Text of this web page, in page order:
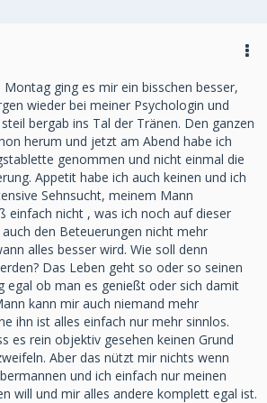
ging es mir ein bisschen besser,
wieder bei meiner Psychologin und
bergab ins Tal der Tränen. Den ganzen
herum und jetzt am Abend habe ich
genommen und nicht einmal die
Appetit habe ich auch keinen und ich
Sehnsucht, meinem Mann
einfach nicht , was ich noch auf dieser
den Beteuerungen nicht mehr
alles besser wird. Wie soll denn
Das Leben geht so oder so seinen
egal ob man es genießt oder sich damit
kann mir auch niemand mehr
ihn ist alles einfach nur mehr sinnlos.
es rein objektiv gesehen keinen Grund
Aber das nützt mir nichts wenn
und ich einfach nur meinen
will und mir alles andere komplett egal ist.